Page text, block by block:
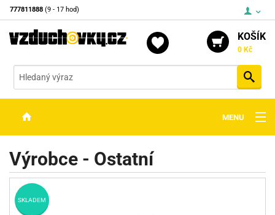
777811888 (9 - 17 hod)
KOŠÍK
0 Kč
MENU
OPTIKA
STŘELIVO
Výrobce - Ostatní
SKLADEM